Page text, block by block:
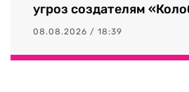
угроз создателям
08.08.2026 / 18:39